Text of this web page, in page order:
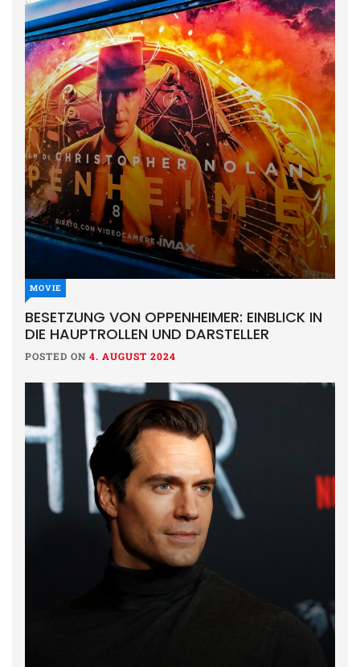
MOVIE
BESETZUNG VON OPPENHEIMER: EINBLICK IN
DIE HAUPTROLLEN UND DARSTELLER
POSTED ON 4. AUGUST 2024